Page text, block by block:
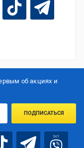
об акцияx и
ПОДПИСАТЬСЯ
bot